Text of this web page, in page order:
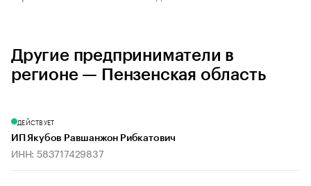
Другие предприниматели в
регионе — Пензенская область
ДЕЙСТВУЕТ
ИП Якубов Равшанжон Рибкатович
ИНН: 583717429837